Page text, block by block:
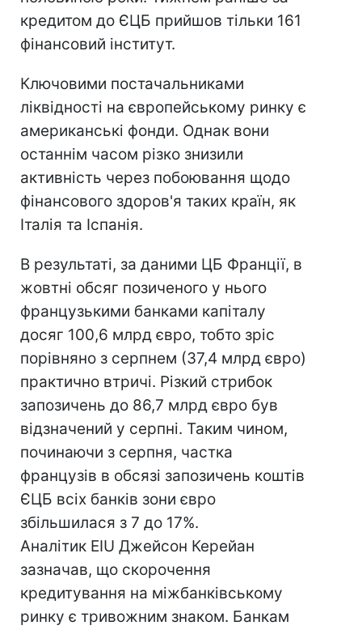
кредитом до ЄЦБ прийшов тільки 161
фінансовий інститут.
Ключовими постачальниками
ліквідності на європейському ринку є
американські фонди. Однак вони
останнім часом різко знизили
активність через побоювання щодо
фінансового здоров'я таких країн, як
Італія та Іспанія.
В результаті, за даними ЦБ Франції, в
жовтні обсяг позиченого у нього
французькими банками капіталу
досяг 100,6 млрд євро, тобто зріс
порівняно з серпнем (37,4 млрд євро)
практично втричі. Різкий стрибок
запозичень до 86,7 млрд євро був
відзначений у серпні. Таким чином,
починаючи з серпня, частка
французів в обсязі запозичень коштів
ЄЦБ всіх банків зони євро
збільшилася з 7 до 17%.
Аналітик EIU Джейсон Керейан
зазначав, що скорочення
кредитування на міжбанківському
ринку є тривожним знаком. Банкам